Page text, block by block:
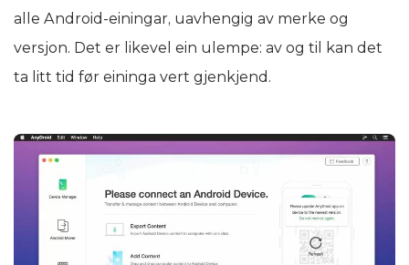
alle Android-einingar, uavhengig av merke og
versjon. Det er likevel ein ulempe: av og til kan det
ta litt tid før eininga vert gjenkjend.